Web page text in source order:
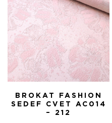
BROKAT FASHION
SEDEF CVET AC014
– 212